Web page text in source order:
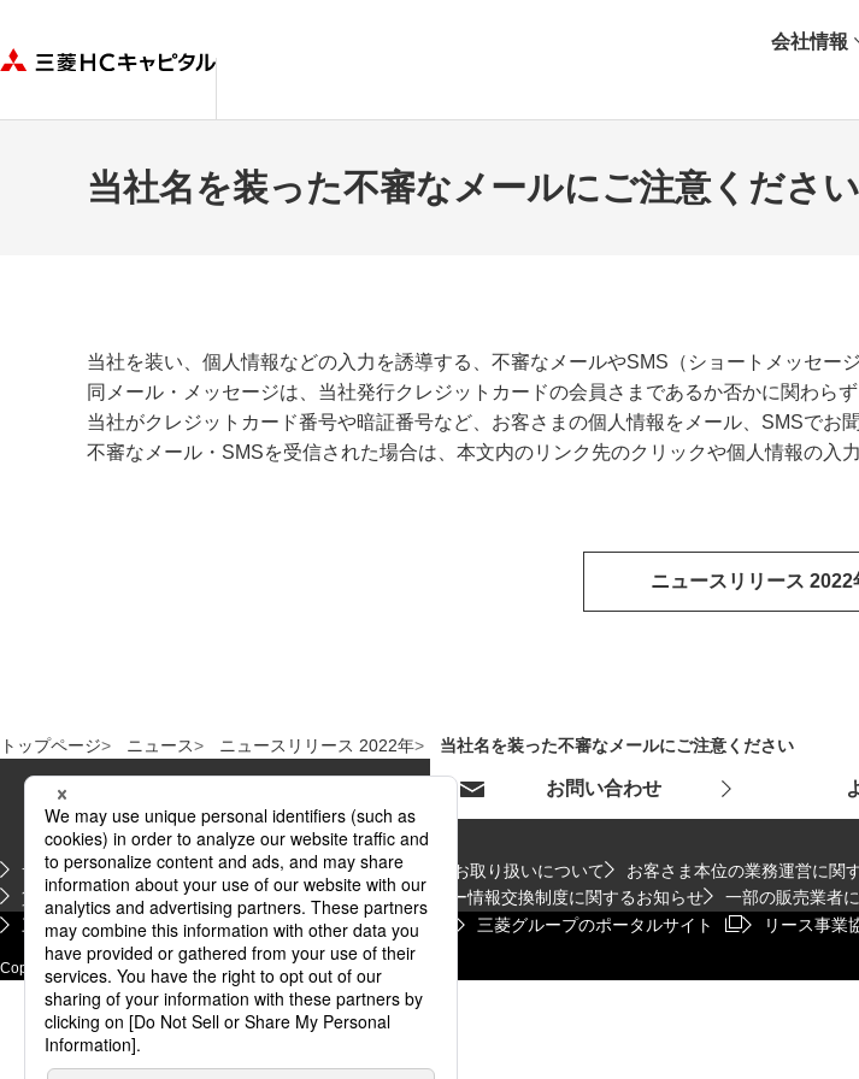
会社情報
当社名を装った不審なメールにご注意ください
当社を装い、個人情報などの入力を誘導する、不審なメールやSMS（ショートメッセー
同メール・メッセージは、当社発行クレジットカードの会員さまであるか否かに関わらず
当社がクレジットカード番号や暗証番号など、お客さまの個人情報をメール、SMSでお
不審なメール・SMSを受信された場合は、本文内のリンク先のクリックや個人情報の入
ニュースリリース 2022
トップページ ニュース ニュースリリース 2022年 当社名を装った不審なメールにご注意ください
お問い合わせ
サイトマップ
金融商品販売等の勧誘方針
PDFファイルが新規ウィンドウで開きます
個人情報のお取り扱いについて お客さま本位の業務運営に関
貸金業法第14条に関する貸付条件等の掲示
PDFファイルが新規ウィンドウで開きます
サプライヤー情報交換制度に関するお知らせ
PDFファイルが新規ウィンドウで開きます
一部の販売業者
三菱ＵＦＪフィナンシャル・グループ
新規ウィンドウを開きます
三菱商事
新規ウィンドウを開きます
三菱グループのポータルサイト
リース事業
Copyright© Mitsubishi HC Capital Inc. All Rights Reserved.